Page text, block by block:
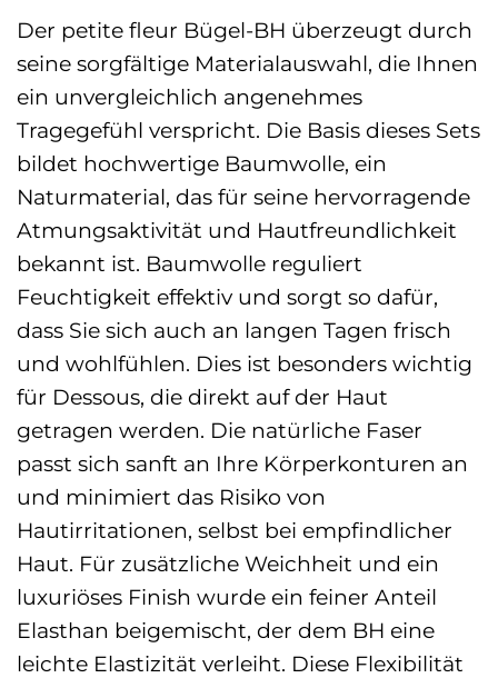
Der petite fleur Bügel-BH überzeugt durch
seine sorgfältige Materialauswahl, die Ihnen
ein unvergleichlich angenehmes
Tragegefühl verspricht. Die Basis dieses Sets
bildet hochwertige Baumwolle, ein
Naturmaterial, das für seine hervorragende
Atmungsaktivität und Hautfreundlichkeit
bekannt ist. Baumwolle reguliert
Feuchtigkeit effektiv und sorgt so dafür,
dass Sie sich auch an langen Tagen frisch
und wohlfühlen. Dies ist besonders wichtig
für Dessous, die direkt auf der Haut
getragen werden. Die natürliche Faser
passt sich sanft an Ihre Körperkonturen an
und minimiert das Risiko von
Hautirritationen, selbst bei empfindlicher
Haut. Für zusätzliche Weichheit und ein
luxuriöses Finish wurde ein feiner Anteil
Elasthan beigemischt, der dem BH eine
leichte Elastizität verleiht. Diese Flexibilität